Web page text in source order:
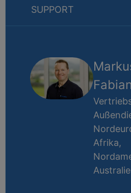
SUPPORT
Fabian
Afrika,